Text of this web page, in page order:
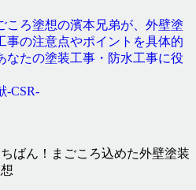
ころ塗想の濱本兄弟が、外壁塗
事の注意点やポイントを具体的
なたの塗装工事・防水工事に役
-CSR-
ばん！まごころ込めた外壁塗装